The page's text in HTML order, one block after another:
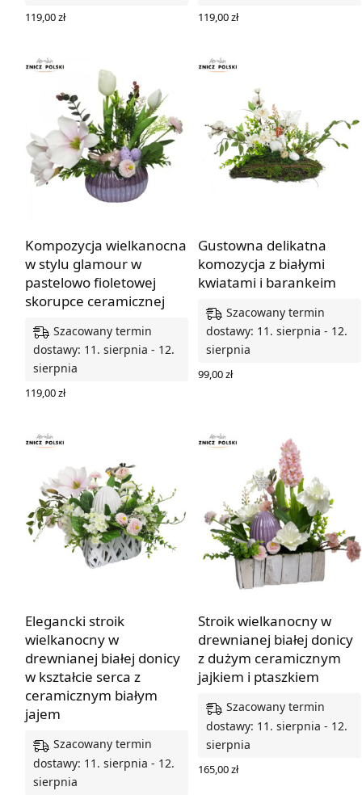
119,00zł
119,00zł
Kompozycja wielkanocna
w stylu glamour w
pastelowo fioletowej
skorupce ceramicznej
Szacowany termin
dostawy: 11. sierpnia - 12.
sierpnia
119,00zł
Gustowna delikatna
komozycja z białymi
kwiatami i barankeim
Szacowany termin
dostawy: 11. sierpnia - 12.
sierpnia
99,00zł
Elegancki stroik
wielkanocny w
drewnianej białej donicy
w kształcie serca z
ceramicznym białym
jajem
Szacowany termin
dostawy: 11. sierpnia - 12.
sierpnia
Stroik wielkanocny w
drewnianej białej donicy
z dużym ceramicznym
jajkiem i ptaszkiem
Szacowany termin
dostawy: 11. sierpnia - 12.
sierpnia
165,00zł